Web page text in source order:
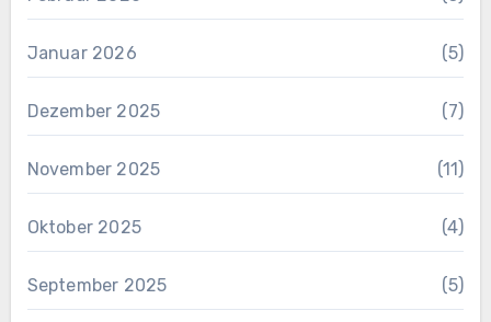
Januar 2026 (5)
Dezember 2025 (7)
November 2025 (11)
Oktober 2025 (4)
September 2025 (5)